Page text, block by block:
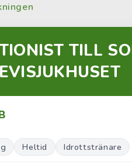
TILL
Heltid Idrottstränare